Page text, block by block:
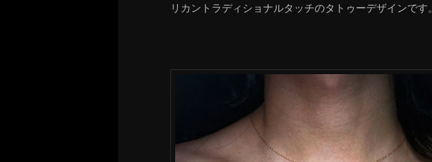
リカントラディショナルタッチのタトゥーデザインです。